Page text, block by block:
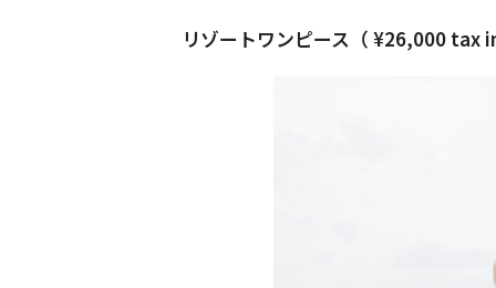
リゾートワンピース（ ¥26,000 tax